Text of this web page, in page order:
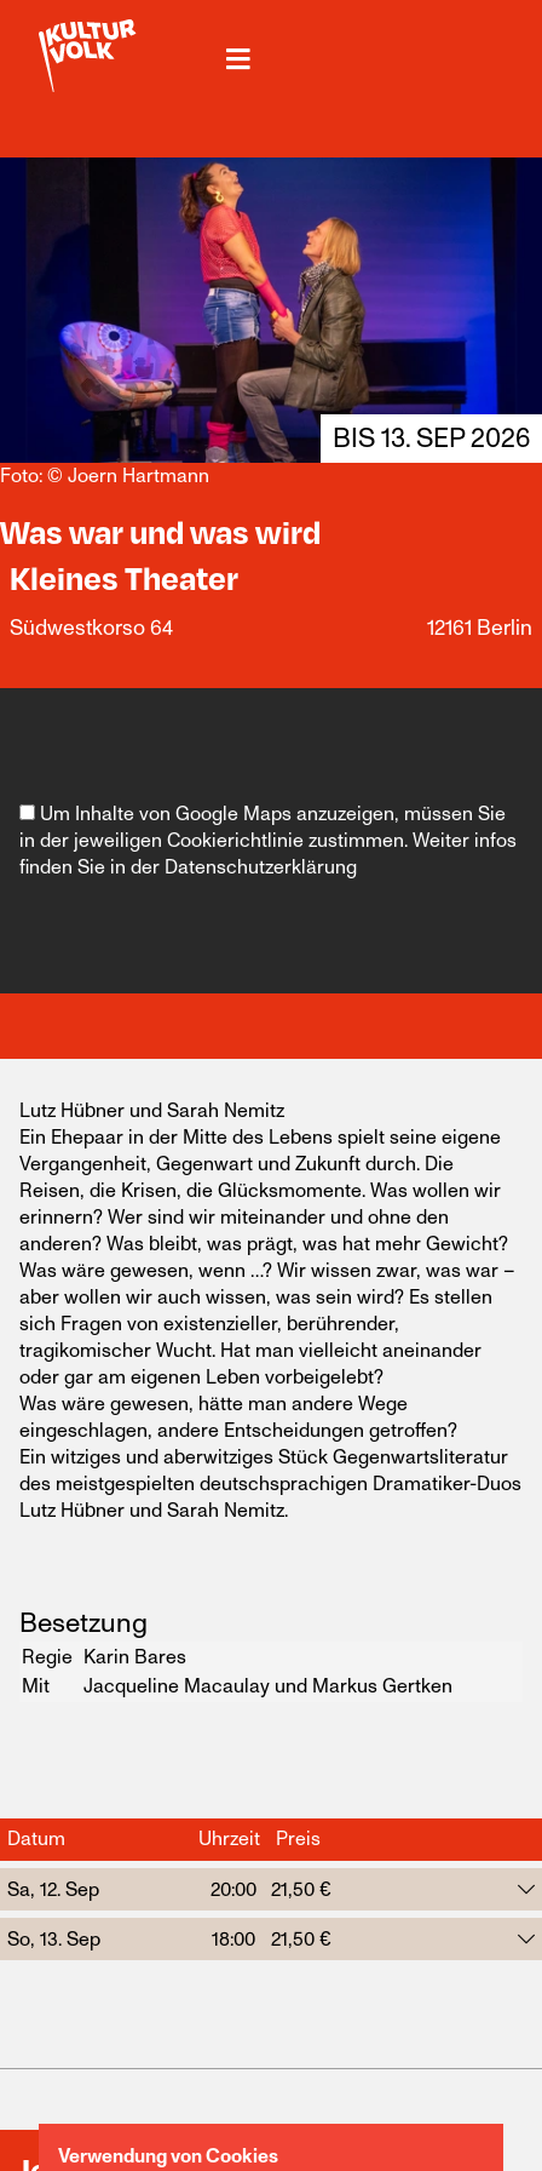
BIS 13. SEP 2026
Foto: © Joern Hartmann
Was war und was wird
Kleines Theater
Südwestkorso 64 12161 Berlin
Um Inhalte von Google Maps anzuzeigen, müssen Sie
in der jeweiligen Cookierichtlinie zustimmen. Weiter infos
finden Sie in der Datenschutzerklärung
Lutz Hübner und Sarah Nemitz
Ein Ehepaar in der Mitte des Lebens spielt seine eigene
Vergangenheit, Gegenwart und Zukunft durch. Die
Reisen, die Krisen, die Glücksmomente. Was wollen wir
erinnern? Wer sind wir miteinander und ohne den
anderen? Was bleibt, was prägt, was hat mehr Gewicht?
Was wäre gewesen, wenn …? Wir wissen zwar, was war –
aber wollen wir auch wissen, was sein wird? Es stellen
sich Fragen von existenzieller, berührender,
tragikomischer Wucht. Hat man vielleicht aneinander
oder gar am eigenen Leben vorbeigelebt?
Was wäre gewesen, hätte man andere Wege
eingeschlagen, andere Entscheidungen getroffen?
Ein witziges und aberwitziges Stück Gegenwartsliteratur
des meistgespielten deutschsprachigen Dramatiker-Duos
Lutz Hübner und Sarah Nemitz.
Besetzung
Regie Karin Bares
Mit
Jacqueline Macaulay und Markus Gertken
Datum Uhrzeit
Preis
Sa, 12. Sep
20:00 21,50 €
So, 13. Sep
18:00 21,50 €
Verwendung von Cookies